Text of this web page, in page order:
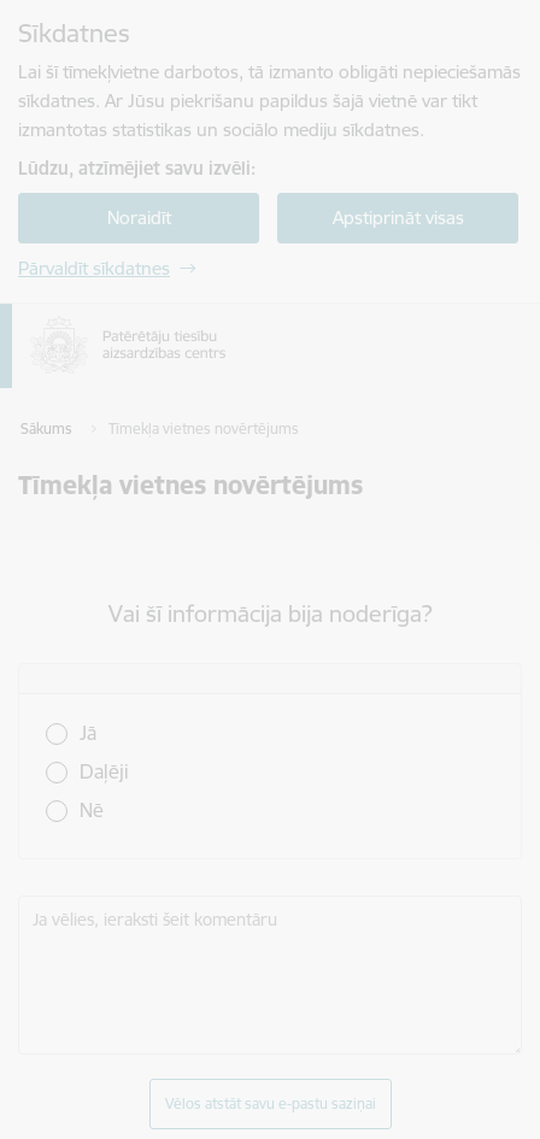
Sīkdatnes
Lai šī tīmekļvietne darbotos, tā izmanto obligāti nepieciešamās
sīkdatnes. Ar Jūsu piekrišanu papildus šajā vietnē var tikt
izmantotas statistikas un sociālo mediju sīkdatnes.
Lūdzu, atzīmējiet savu izvēli:
Noraidīt Apstiprināt visas
Pārvaldīt sīkdatnes
Sākums Tīmekļa vietnes novērtējums
Tīmekļa vietnes novērtējums
Vai šī informācija bija noderīga?
Jā
Daļēji
Nē
Ja vēlies, ieraksti šeit komentāru
Vēlos atstāt savu e-pastu saziņai